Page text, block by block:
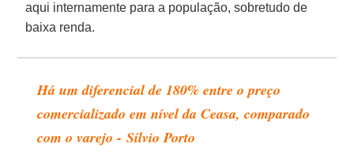
aqui internamente para a população, sobretudo de
baixa renda.
Há um diferencial de 180% entre o preço
comercializado em nível da Ceasa, comparado
com o varejo - Sílvio Porto